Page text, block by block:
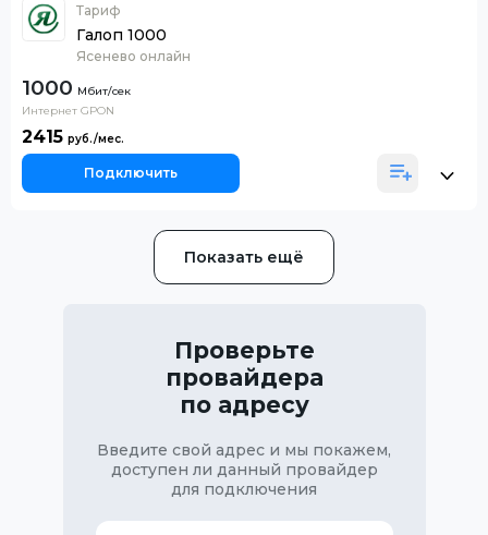
Тариф
Галоп 1000
Ясенево онлайн
1000
Интернет GPON
2415
Подключить
Показать ещё
Проверьте
провайдера
по адресу
Введите свой адрес и мы покажем,
доступен ли данный провайдер
для подключения